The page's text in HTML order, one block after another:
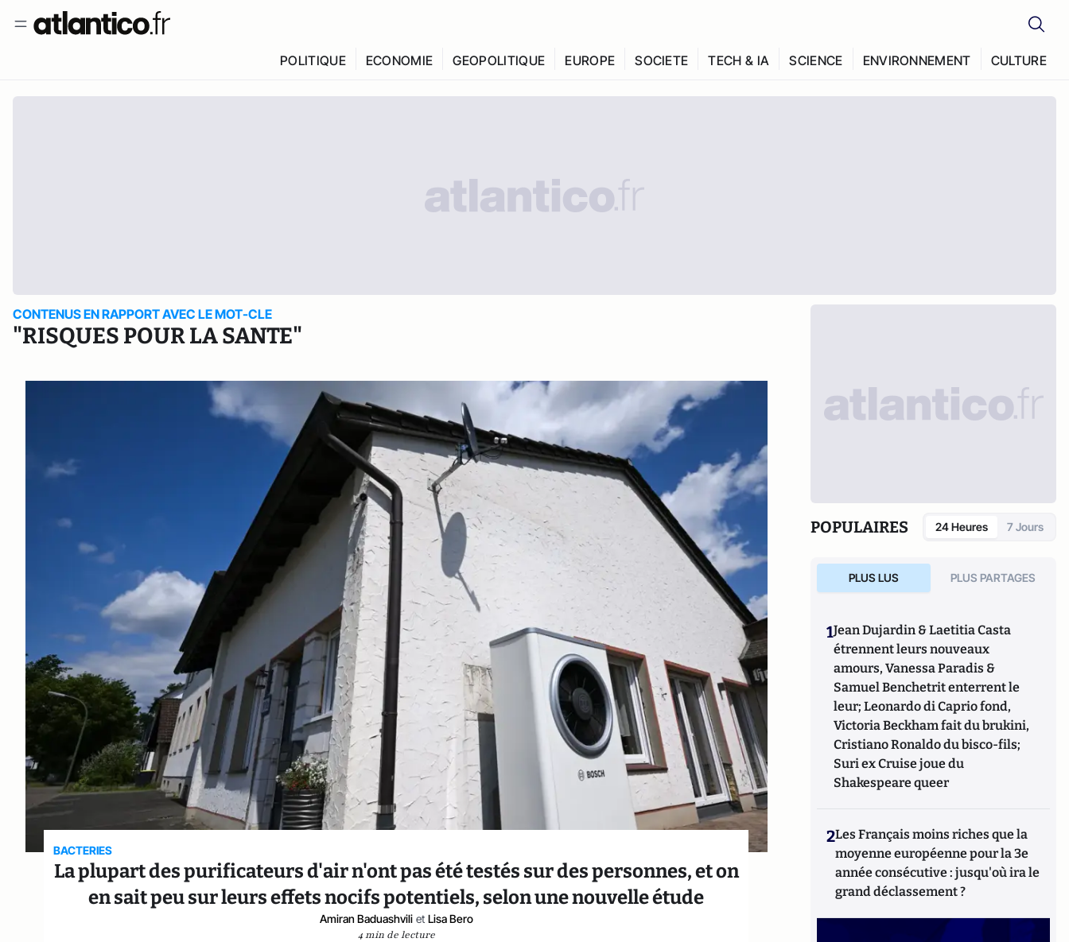
POLITIQUE ECONOMIE GEOPOLITIQUE EUROPE SOCIETE TECH & IA SCIENCE ENVIRONNEMENT CULTURE
CONTENUS EN RAPPORT AVEC LE MOT-CLE
"RISQUES POUR LA SANTE"
BACTERIES
La plupart des purificateurs d'air n'ont pas été testés sur des personnes, et on
en sait peu sur leurs effets nocifs potentiels, selon une nouvelle étude
Amiran Baduashvili et Lisa Bero
4 min de lecture
POPULAIRES 24 Heures 7 Jours
PLUS LUS PLUS PARTAGES
1Jean Dujardin & Laetitia Casta
étrennent leurs nouveaux
amours, Vanessa Paradis &
Samuel Benchetrit enterrent le
leur; Leonardo di Caprio fond,
Victoria Beckham fait du brukini,
Cristiano Ronaldo du bisco-fils;
Suri ex Cruise joue du
Shakespeare queer
2Les Français moins riches que la
moyenne européenne pour la 3e
année consécutive : jusqu'où ira le
grand déclassement ?